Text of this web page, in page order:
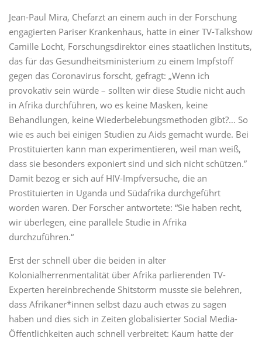
Jean-Paul Mira, Chefarzt an einem auch in der Forschung
engagierten Pariser Krankenhaus, hatte in einer TV-Talkshow
Camille Locht, Forschungsdirektor eines staatlichen Instituts,
das für das Gesundheitsministerium zu einem Impfstoff
gegen das Coronavirus forscht, gefragt: „Wenn ich
provokativ sein würde – sollten wir diese Studie nicht auch
in Afrika durchführen, wo es keine Masken, keine
Behandlungen, keine Wiederbelebungsmethoden gibt?… So
wie es auch bei einigen Studien zu Aids gemacht wurde. Bei
Prostituierten kann man experimentieren, weil man weiß,
dass sie besonders exponiert sind und sich nicht schützen.”
Damit bezog er sich auf HIV-Impfversuche, die an
Prostituierten in Uganda und Südafrika durchgeführt
worden waren. Der Forscher antwortete: “Sie haben recht,
wir überlegen, eine parallele Studie in Afrika
durchzuführen.“
Erst der schnell über die beiden in alter
Kolonialherrenmentalität über Afrika parlierenden TV-
Experten hereinbrechende Shitstorm musste sie belehren,
dass Afrikaner*innen selbst dazu auch etwas zu sagen
haben und dies sich in Zeiten globalisierter Social Media-
Öffentlichkeiten auch schnell verbreitet: Kaum hatte der